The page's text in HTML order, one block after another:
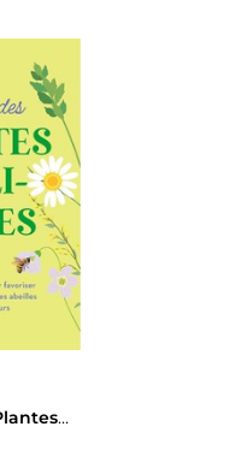
Le Guide Des Plantes Melliferes